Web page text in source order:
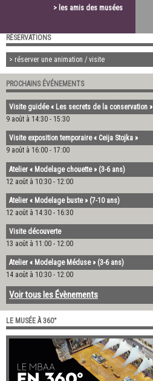
> les amis des musées
RÉSERVATIONS
> réserver une animation / visite
PROCHAINS ÉVÉNEMENTS
Visite guidée « Les secrets de la conservation »
9 août à 14:30 - 15:30
Visite exposition temporaire « Ceija Stojka »
9 août à 16:00 - 17:00
Atelier « Modelage chouette » (3-6 ans)
12 août à 10:30 - 12:00
Atelier « Modelage buste » (7-10 ans)
12 août à 14:30 - 16:30
Visite découverte
13 août à 11:00 - 12:00
Atelier « Modelage Méduse » (3-6 ans)
14 août à 10:30 - 12:00
Voir tous les Évènements
LE MUSÉE À 360°